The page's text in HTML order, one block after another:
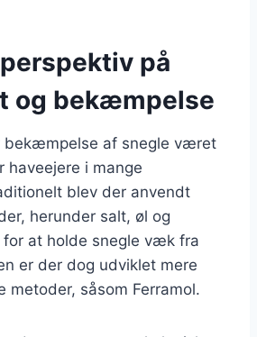
på
og bekæmpelse
bekæmpelse af snegle været
haveejere i mange
blev der anvendt
herunder salt, øl og
for at holde snegle væk fra
er der dog udviklet mere
metoder, såsom Ferramol.